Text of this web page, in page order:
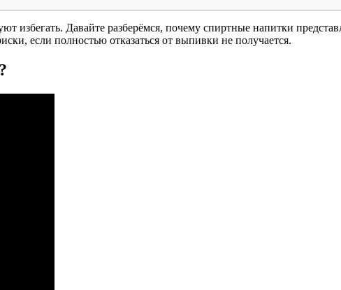
избегать. Давайте разберёмся, почему спиртные напитки
если полностью отказаться от выпивки не получается.